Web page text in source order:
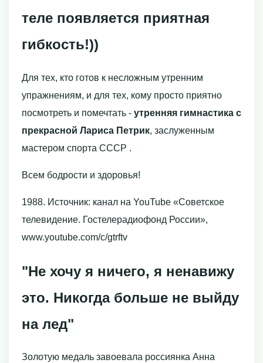
теле появляется приятная
гибкость!))
Для тех, кто готов к несложным утренним
упражнениям, и для тех, кому просто приятно
посмотреть и помечтать - утренняя гимнастика с
прекрасной Лариса Петрик, заслуженным
мастером спорта СССР .
Всем бодрости и здоровья!
1988. Источник: канал на YouTube «Советское
телевидение. Гостелерадиофонд России»,
www.youtube.com/c/gtrftv
"Не хочу я ничего, я ненавижу
это. Никогда больше не выйду
на лед"
Золотую медаль завоевала россиянка Анна